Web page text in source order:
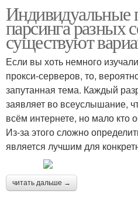
Индивидуальные
парсинга разных
существуют
Если вы хоть немного
прокси-серверов, то,
запутанная тема. Каждый
заявляет во всеуслышание,
всём интернете, но мало кто
Из-за этого сложно
является лучшим для
читать дальше →